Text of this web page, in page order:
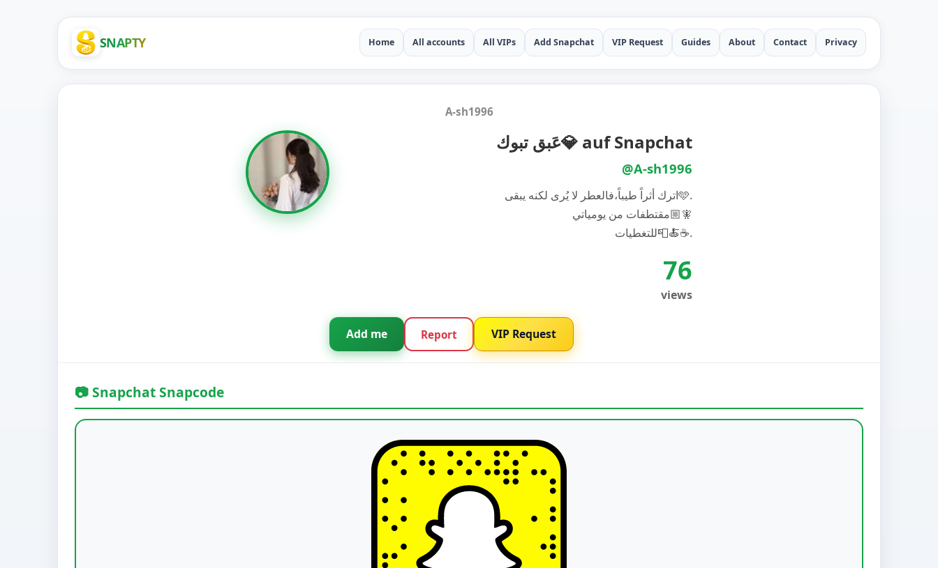
SNAPTY Home All accounts All VIPs Add Snapchat VIP Request Guides About Contact Privacy
A-sh1996
عَبق تبوك💎 auf Snapchat
@A-sh1996
اترك أثراً طيباً،فالعطر لا يُرى لكنه يبقى🩵.
مقتطفات من يومياتي🧚🏼
للتغطيات📮🍝☕️.
76
views
Add me Report VIP Request
📷 Snapchat Snapcode